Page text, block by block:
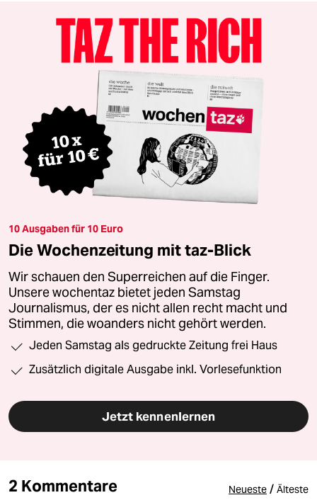
10 Ausgaben für 10 Euro
Die Wochenzeitung mit taz-Blick
Wir schauen den Superreichen auf die Finger.
Unsere wochentaz bietet jeden Samstag
Journalismus, der es nicht allen recht macht und
Stimmen, die woanders nicht gehört werden.
Jeden Samstag als gedruckte Zeitung frei Haus
Zusätzlich digitale Ausgabe inkl. Vorlesefunktion
Jetzt kennenlernen
2 Kommentare Neueste / Älteste